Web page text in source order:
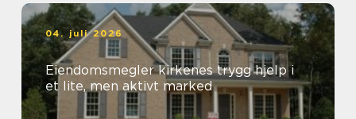
04. juli 2026
Eiendomsmegler kirkenes trygg hjelp i
et lite, men aktivt marked